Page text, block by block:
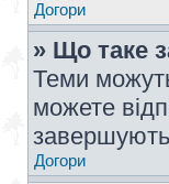
Догори
» Що таке
Теми
можете
Догори